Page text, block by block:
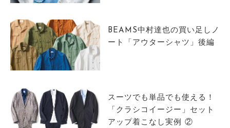
BEAMS中村達也の買い足しノ
ート「アウターシャツ」後編
スーツでも単品でも使える！
「クラシコイージー」セット
アップ着こなし実例 ②